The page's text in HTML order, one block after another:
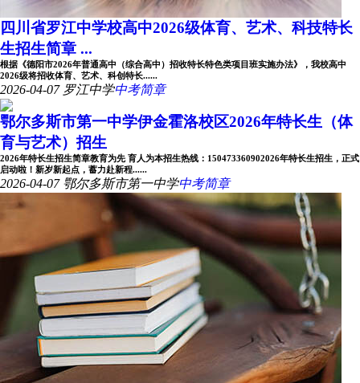
四川省罗江中学校高中2026级体育、艺术、科技特长
生招生简章 ...
根据《德阳市2026年普通高中（综合高中）招收特长特色类项目班实施办法》，我校高中
2026级将招收体育、艺术、科创特长......
2026-04-07 罗江中学中考简章
鄂尔多斯市第一中学伊金霍洛校区2026年特长生（体
育与艺术）招生
2026年特长生招生简章教育为先 育人为本招生热线：150473360902026年特长生招生，正式
启动啦！新岁新起点，蓄力赴新程......
2026-04-07 鄂尔多斯市第一中学中考简章